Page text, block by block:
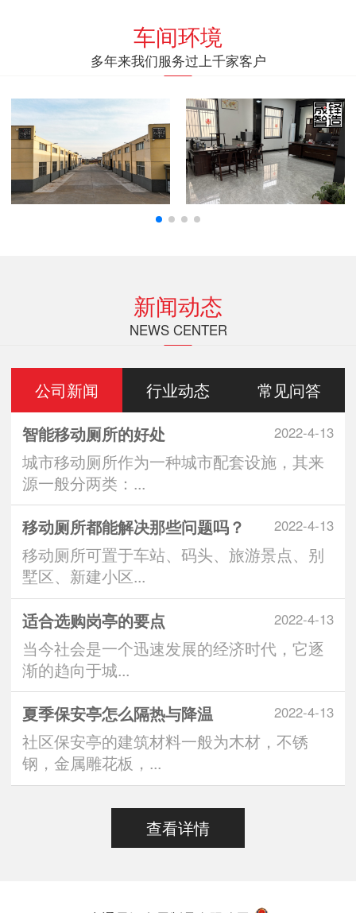
车间环境
多年来我们服务过上千家客户
新闻动态
NEWS CENTER
公司新闻 行业动态 常见问答
2022-4-13
智能移动厕所的好处
城市移动厕所作为一种城市配套设施，其来
源一般分两类：...
2022-4-13
移动厕所都能解决那些问题吗？
移动厕所可置于车站、码头、旅游景点、别
墅区、新建小区...
2022-4-13
适合选购岗亭的要点
当今社会是一个迅速发展的经济时代，它逐
渐的趋向于城...
2022-4-13
夏季保安亭怎么隔热与降温
社区保安亭的建筑材料一般为木材，不锈
钢，金属雕花板，...
查看详情